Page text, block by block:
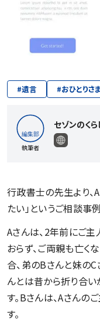
#遺言 #おひとりさ
執筆者
セゾンのく
行政書士の先生より、
たい」というご相談事
Aさんは、2年前にご主
おらず、ご両親も亡く
合、弟のBさんと妹の
んとは昔から折り合い
す。Bさんは、Aさん
す。